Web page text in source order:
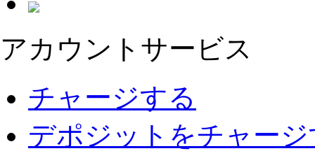
アカウントサービス
チャージする
デポジットをチャー